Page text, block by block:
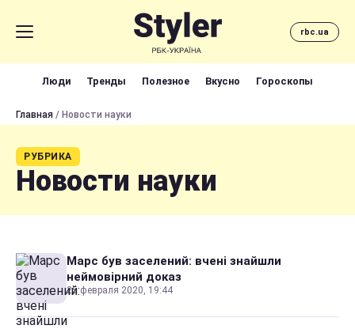
rbc.ua
Люди Тренды Полезное Вкусно Гороскопы
Главная / Новости науки
РУБРИКА
Новости науки
Марс був заселений: вчені знайшли
неймовірний доказ
25 февраля 2020, 19:44